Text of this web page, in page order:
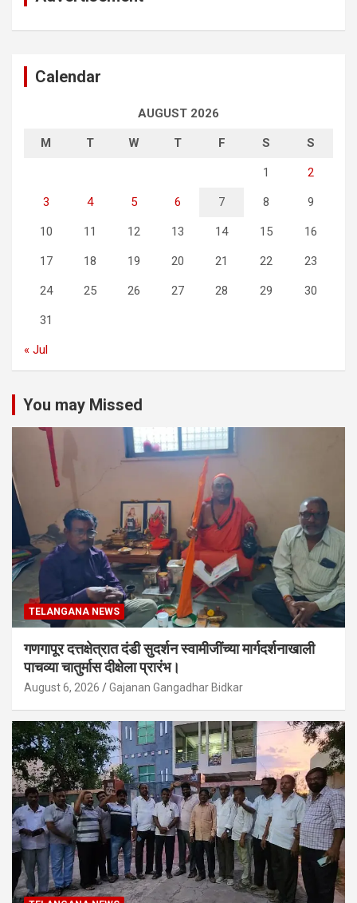
Calendar
AUGUST 2026
M T W T F S S
1 2
3 4 5 6 7 8 9
10 11 12 13 14 15 16
17 18 19 20 21 22 23
24 25 26 27 28 29 30
31
« Jul
You may Missed
TELANGANA NEWS
गणगापूर दत्तक्षेत्रात दंडी सुदर्शन स्वामीजींच्या मार्गदर्शनाखाली
पाचव्या चातुर्मास दीक्षेला प्रारंभ।
August 6, 2026 Gajanan Gangadhar Bidkar